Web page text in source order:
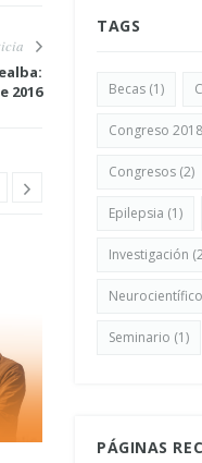
2016
TAGS
Becas (1)
Congreso 2018
Congresos (2)
Epilepsia (1)
Investigación
Seminario (1)
PÁGINAS